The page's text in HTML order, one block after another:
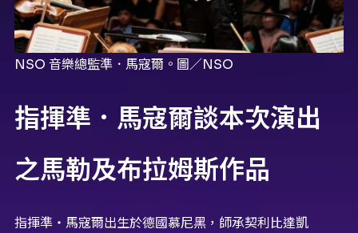
NSO 音樂總監準．馬寇爾。圖／NSO
指揮準．馬寇爾談本次演出
之馬勒及布拉姆斯作品
指揮準・馬寇爾出生於德國慕尼黑，師承契利比達凱